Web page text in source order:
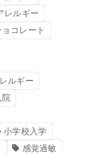
レルギー
ョコレート
ルギー
院
小学校入学
感覚過敏